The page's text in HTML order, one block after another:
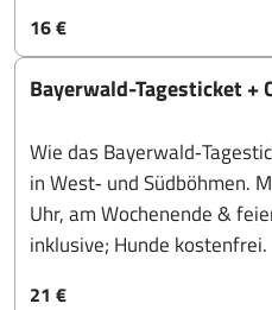
16 €
Bayerwald-Tagesticket +
Wie das
in West‑ und Südböhmen.
Uhr, am Wochenende &
inklusive; Hunde kostenfrei.
21 €